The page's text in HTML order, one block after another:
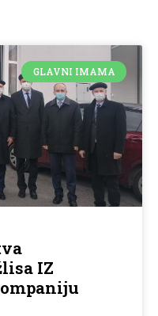
GLAVNI IMAMA
IZ